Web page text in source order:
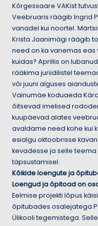
Kõrgessaare VAKist
Veebruaris räägib Ingrid
vanadel kui noortel.
Krista Jaanimägi räägib
need on ka vanemas eas
kuidas? Aprillis on
rääkima juriidilistel
või juuni alguses
Vainumäe koduaeda
õitsevad imelised
kuupäevad alates
avaldame need kohe kui
esialgu oktoobrisse
kevadesse ja selle
täpsustamisel.
Kõikide loengute ja
Loengud ja õpitoad on
Eelmise projekti lõpus
õpitubades osalejatega
Ülikooli tegemistega.